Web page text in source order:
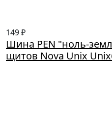
149 ₽
Шина PEN "ноль-
щитов Nova Unix